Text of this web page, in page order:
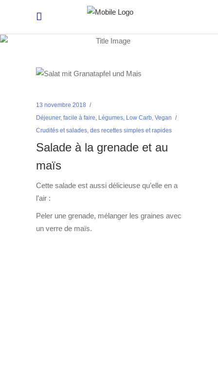
13 novembre 2018
Déjeuner, facile à faire, Légumes, Low Carb, Vegan
Crudités et salades, des recettes simples et rapides
Salade à la grenade et au
maïs
Cette salade est aussi délicieuse qu’elle en a
l’air :
Peler une grenade, mélanger les graines avec
un verre de maïs.